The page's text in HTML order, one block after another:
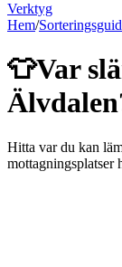
Verktyg
Hem/
👕Var
Älvdalen
Hitta var du kan
mottagningsplatser